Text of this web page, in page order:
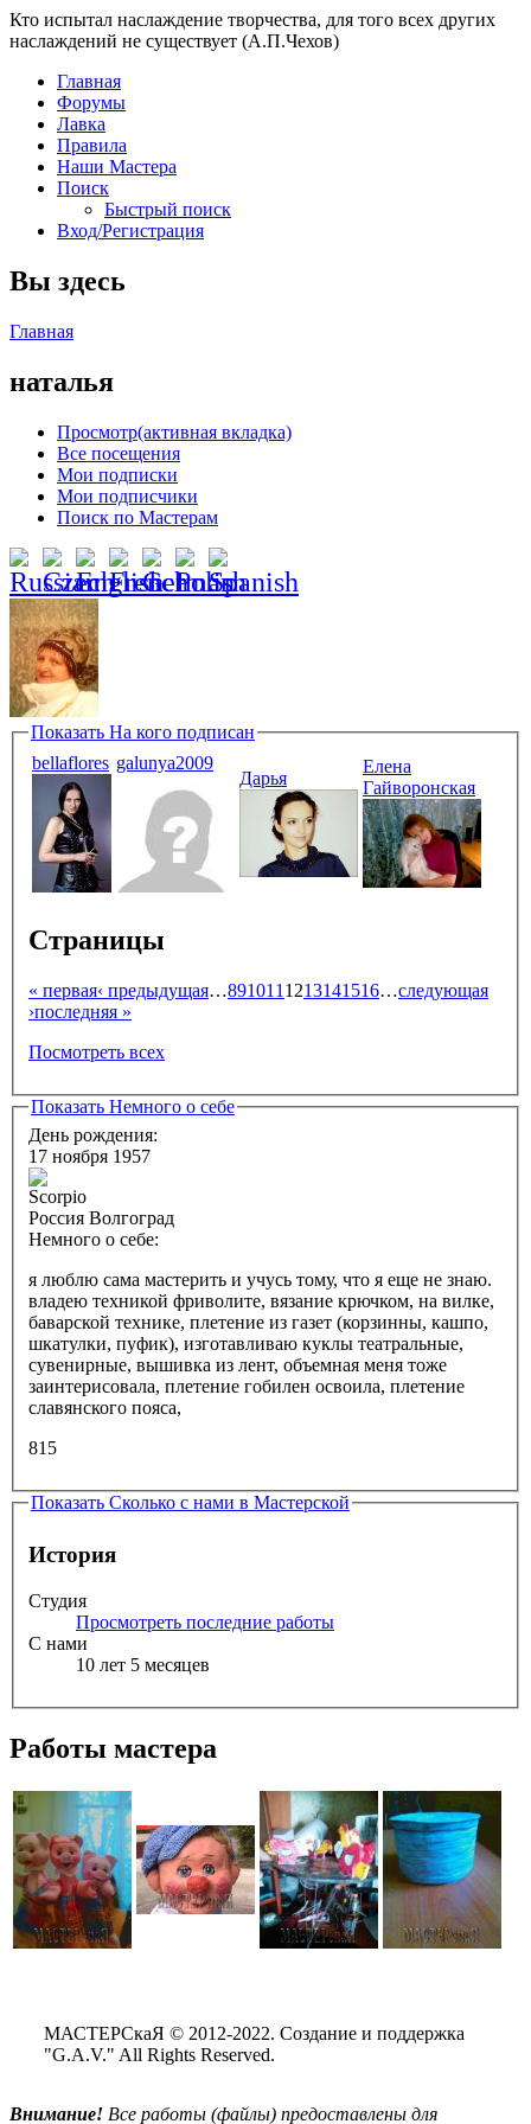
Кто испытал наслаждение творчества, для того всех других
наслаждений не существует (А.П.Чехов)
Главная
Форумы
Лавка
Правила
Наши Мастера
Поиск
Быстрый поиск
Вход/Регистрация
Вы здесь
Главная
наталья
Просмотр(активная вкладка)
Все посещения
Мои подписки
Мои подписчики
Поиск по Мастерам
Показать На кого подписан
bellaflores galunya2009
Дарья
Елена
Гайворонская
Страницы
« первая‹ предыдущая…891011 1213141516…следующая
›последняя »
Посмотреть всех
Показать Немного о себе
День рождения:
17 ноября 1957
Россия Волгоград
Немного о себе:
я люблю сама мастерить и учусь тому, что я еще не знаю.
владею техникой фриволите, вязание крючком, на вилке,
баварской технике, плетение из газет (корзинны, кашпо,
шкатулки, пуфик), изготавливаю куклы театральные,
сувенирные, вышивка из лент, объемная меня тоже
заинтерисовала, плетение гобилен освоила, плетение
славянского пояса,
815
Показать Сколько с нами в Мастерской
История
Студия
Просмотреть последние работы
С нами
10 лет 5 месяцев
Работы мастера
МАСТЕРСкаЯ © 2012-2022. Создание и поддержка
"G.A.V." All Rights Reserved.
Внимание! Все работы (файлы) предоставлены для